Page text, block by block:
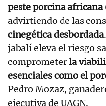
peste porcina africana
advirtiendo de las
cinegética desbordada
jabalí eleva el riesgo
comprometerla
esenciales como el
Pedro Mozaz,
ejecutiva de UAGN.